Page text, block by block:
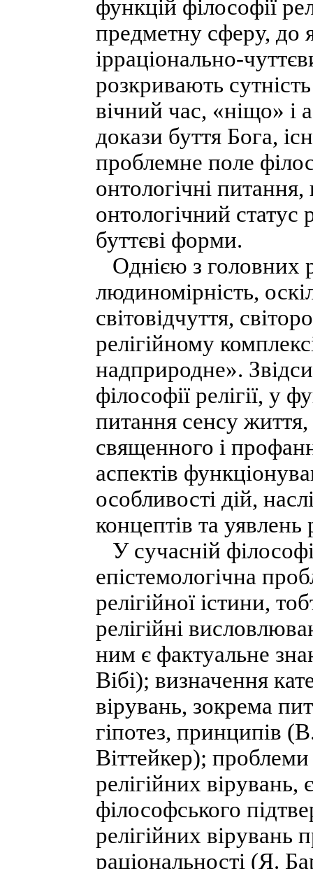
функцій філософії
предметну сферу, до
ірраціонально-
розкривають
вічний час, «ніщо» і
докази буття Бога,
проблемне поле
онтологічні
онтологічний статус
буттєві форми.
Однією з головних
людиномірність,
світовідчуття,
релігійному
надприродне».
філософії релігії, у
питання сенсу життя,
священного і
аспектів
особливості дій,
концептів та уявлень
У сучасній
епістемологічна
релігійної істини,
релігійні
ним є фактуальне
Вібі); визначення
вірувань, зокрема
гіпотез, принципів
Віттейкер);
релігійних вірувань,
філософського
релігійних вірувань
раціональності (Я.